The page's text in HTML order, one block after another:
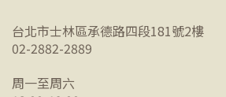
台北市士林區承德路四段181號2樓
02-2882-2889
周一至周六